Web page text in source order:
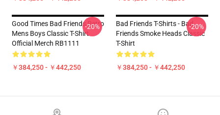
Good Times Bad Friends Retro
Mens Boys Classic T-Shirt
Official Merch RB1111
￥384,250 - ￥442,250
-20%
Bad Friends T-Shirts - Bad
Friends Smoke Heads Classic
T-Shirt
￥384,250 - ￥442,250
-20%